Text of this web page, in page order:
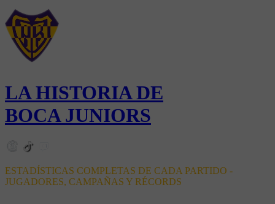
LA HISTORIA DE
BOCA JUNIORS
ESTADÍSTICAS COMPLETAS DE CADA PARTIDO -
JUGADORES, CAMPAÑAS Y RÉCORDS